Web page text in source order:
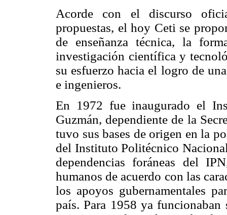
Acorde con el discurso
propuestas, el hoy Ceti se
de enseñanza técnica, la
investigación científica y
su esfuerzo hacia el logro de
e ingenieros.
En 1972 fue inaugurado el
Guzmán, dependiente de la
tuvo sus bases de origen en la
del Instituto Politécnico
dependencias foráneas del
humanos de acuerdo con las
los apoyos gubernamentales
país. Para 1958 ya